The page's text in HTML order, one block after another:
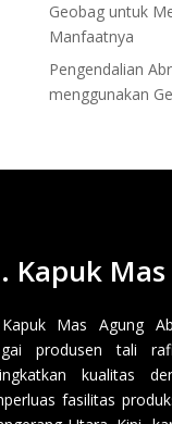
Geobag untuk
Manfaatnya
Pengendalian
menggunakan
Kapuk
Mas Agung
produsen tali
kualitas
fasilitas